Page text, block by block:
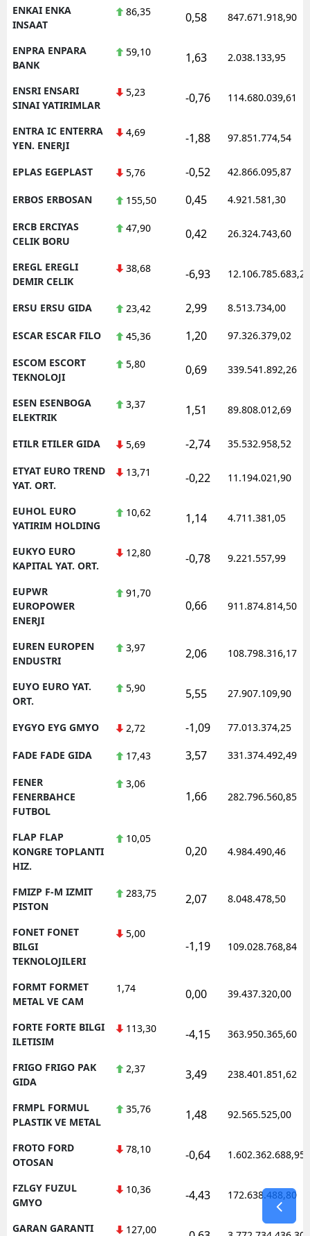
ENKAI ENKA
INSAAT
86,35 0,58 847.671.918,90
ENPRA ENPARA
BANK
59,10 1,63 2.038.133,95
ENSRI ENSARI
SINAI YATIRIMLAR
5,23 -0,76 114.680.039,61
ENTRA IC ENTERRA
YEN. ENERJI
4,69 -1,88 97.851.774,54
EPLAS EGEPLAST 5,76 -0,52 42.866.095,87
ERBOS ERBOSAN 155,50 0,45 4.921.581,30
ERCB ERCIYAS
CELIK BORU
47,90 0,42 26.324.743,60
EREGL EREGLI
DEMIR CELIK
38,68 -6,93 12.106.785.683,20
ERSU ERSU GIDA 23,42 2,99 8.513.734,00
ESCAR ESCAR FILO 45,36 1,20 97.326.379,02
ESCOM ESCORT
TEKNOLOJI
5,80 0,69 339.541.892,26
ESEN ESENBOGA
ELEKTRIK
3,37 1,51 89.808.012,69
ETILR ETILER GIDA 5,69 -2,74 35.532.958,52
ETYAT EURO TREND
YAT. ORT.
13,71 -0,22 11.194.021,90
EUHOL EURO
YATIRIM HOLDING
10,62 1,14 4.711.381,05
EUKYO EURO
KAPITAL YAT. ORT.
12,80 -0,78 9.221.557,99
EUPWR
EUROPOWER
ENERJI
91,70
0,66 911.874.814,50
EUREN EUROPEN
ENDUSTRI
3,97 2,06 108.798.316,17
EUYO EURO YAT.
ORT.
5,90 5,55 27.907.109,90
EYGYO EYG GMYO 2,72 -1,09 77.013.374,25
FADE FADE GIDA 17,43 3,57 331.374.492,49
FENER
FENERBAHCE
FUTBOL
3,06
1,66 282.796.560,85
FLAP FLAP
KONGRE TOPLANTI
HIZ.
10,05
0,20 4.984.490,46
FMIZP F-M IZMIT
PISTON
283,75 2,07 8.048.478,50
FONET FONET
BILGI
TEKNOLOJILERI
5,00
-1,19 109.028.768,84
FORMT FORMET
METAL VE CAM
1,74 0,00 39.437.320,00
FORTE FORTE BILGI
ILETISIM
113,30 -4,15 363.950.365,60
FRIGO FRIGO PAK
GIDA
2,37 3,49 238.401.851,62
FRMPL FORMUL
PLASTIK VE METAL
35,76 1,48 92.565.525,00
FROTO FORD
OTOSAN
78,10 -0,64 1.602.362.688,95
FZLGY FUZUL
GMYO
10,36 -4,43 172.638.488,80
GARAN GARANTI
127,00